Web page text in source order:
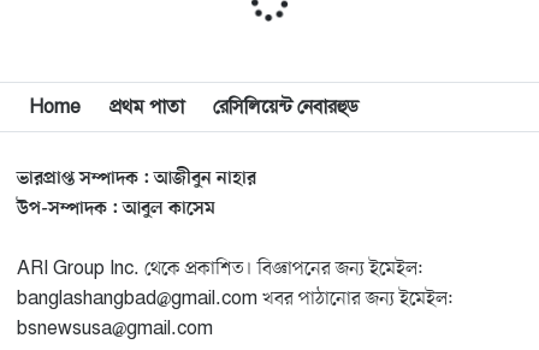
মিশিগানে ফ্রেন্ডস এন্ড ফ্যামিলির বনভোজনে প্রাণের উচ্ছ্বাস
মিশিগানে ডেমোক্র্যাটদের প্রাইমারিতে আল-সাইয়েদকে হারাতে
কেন এত মরিয়া ইসারায়েলি লবি এআইপ্যাক
১২
মুনা দাওয়াহ কনফারেন্স ২০২৬ সম্পর্কে প্রেস ব্রিফিং
১৩
শেখ হাসিনার সঙ্গে সংবাদ সম্মেলনে থাকছেন সাকিব আল
হাসান
১৪
Home প্রথম পাতা রেসিলিয়েন্ট নেবারহুড
ভারপ্রাপ্ত সম্পাদক : আজীবুন নাহার
উপ-সম্পাদক : আবুল কাসেম
ARI Group Inc. থেকে প্রকাশিত। বিজ্ঞাপনের জন্য ইমেইল:
banglashangbad@gmail.com খবর পাঠানোর জন্য ইমেইল:
bsnewsusa@gmail.com